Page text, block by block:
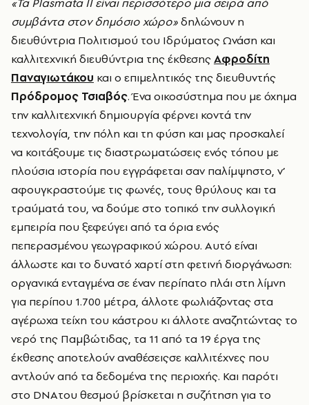
συμβάντα στον δημόσιο χώρο»δηλώνουν η
διευθύντρια Πολιτισμού του Ιδρύματος Ωνάση και
καλλιτεχνική διευθύντρια της έκθεσηςΑφροδίτη
Παναγιωτάκου και ο επιμελητικός της διευθυντής
Πρόδρομος Τσιαβός. Ένα οικοσύστημα που με όχημα
την καλλιτεχνική δημιουργία φέρνει κοντά την
τεχνολογία, την πόλη και τη φύση και μας προσκαλεί
να κοιτάξουμε τις διαστρωματώσεις ενός τόπου με
πλούσια ιστορία που εγγράφεται σαν παλίμψηστο, ν’
αφουγκραστούμε τις φωνές, τους θρύλους και τα
τραύματά του, να δούμε στο τοπικό την συλλογική
εμπειρία που ξεφεύγει από τα όρια ενός
πεπερασμένου γεωγραφικού χώρου. Αυτό είναι
άλλωστε και το δυνατό χαρτί στη φετινή διοργάνωση:
οργανικά ενταγμένα σε έναν περίπατο πλάι στη λίμνη
για περίπου 1.700 μέτρα, άλλοτε φωλιάζοντας στα
αγέρωχα τείχη του κάστρου κι άλλοτε αναζητώντας το
νερό της Παμβώτιδας, τα 11 από τα 19 έργα της
έκθεσης αποτελούν αναθέσειςσε καλλιτέχνες που
αντλούν από τα δεδομένα της περιοχής. Και παρότι
στο DNAτου θεσμού βρίσκεται η συζήτηση για το